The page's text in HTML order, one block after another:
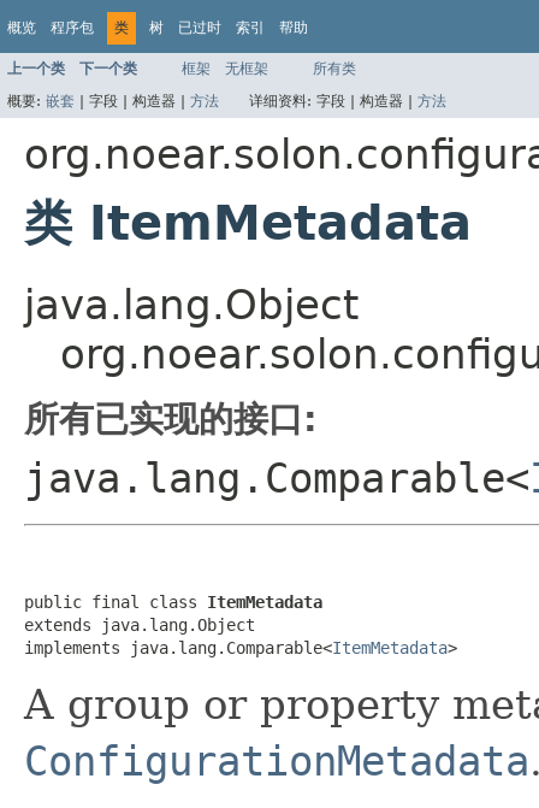
概览 程序包 类 树 已过时 索引 帮助
上一个类 下一个类 框架 无框架
所有类
概要: 嵌套 | 字段 | 构造器 | 方法 详细资料: 字段 | 构造器 | 方法
类 ItemMetadata
java.lang.Object
所有已实现的接口:
java.lang.Comparable<
public final class ItemMetadata
extends java.lang.Object
implements java.lang.Comparable<ItemMetadata>
A group or property
ConfigurationMetadata